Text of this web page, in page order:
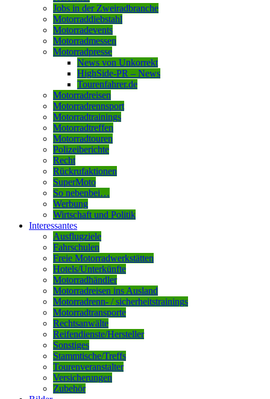
Jobs in der Zweiradbranche
Motorraddiebstahl
Motorradevents
Motorradmessen
Motorradpresse
News von Unkorrekt
HighSide-PR – News
Tourenfahrer.de
Motorradreisen
Motorradrennsport
Motorradtrainings
Motorradtreffen
Motorradtouren
Polizeiberichte
Recht
Rückrufaktionen
SuperMoto
So nebenbei…
Werbung
Wirtschaft und Politik
Interessantes
Ausflugziele
Fahrschulen
Freie Motorradwerkstätten
Hotels/Unterkünfte
Motorradhändler
Motorradreisen ins Ausland
Motorradrenn- / sicherheitstrainings
Motorradtransporte
Rechtsanwälte
Reifendienste/Hersteller
Sonstiges
Stammtische/Treffs
Tourenveranstalter
Versicherungen
Zubehör